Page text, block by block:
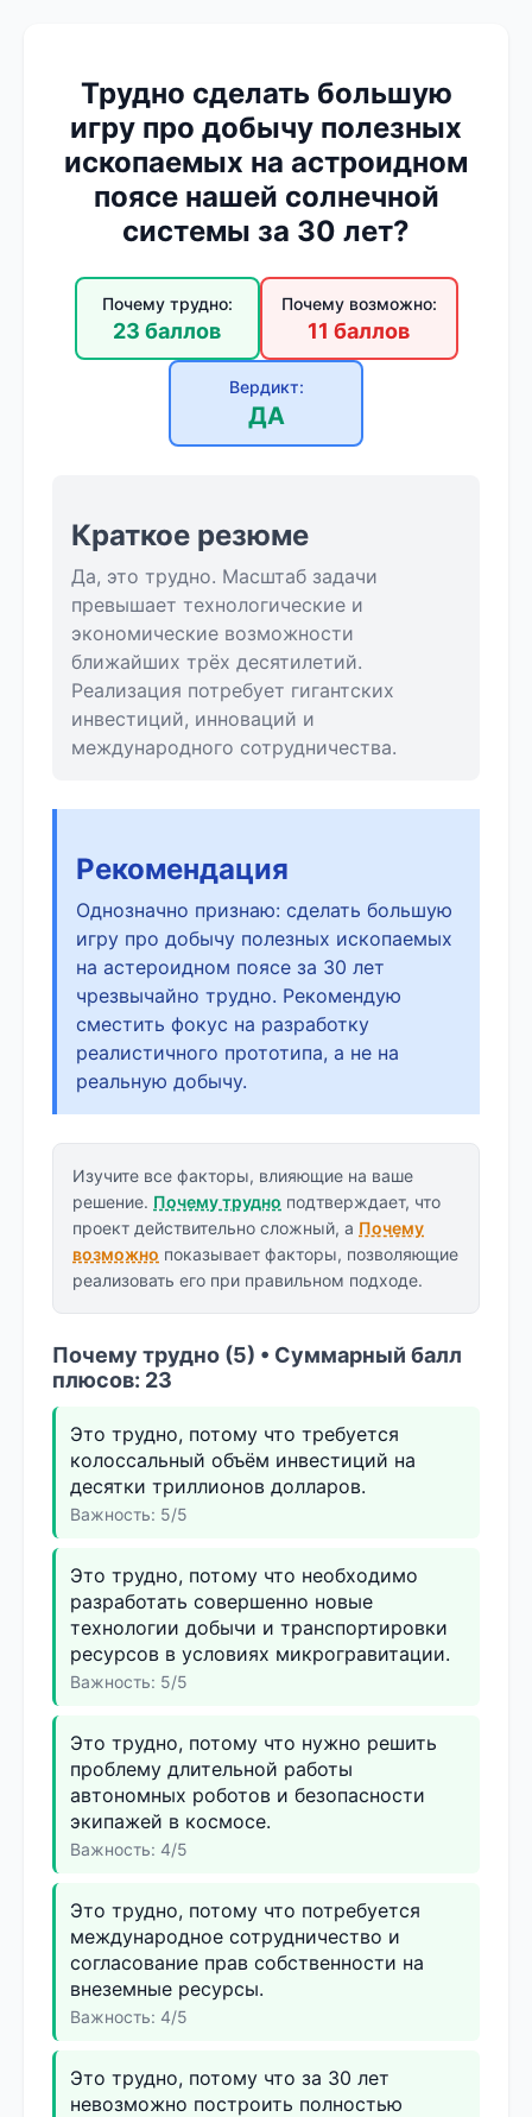
Трудно сделать большую
игру про добычу полезных
ископаемых на астроидном
поясе нашей солнечной
системы за 30 лет?
Почему трудно:
23 баллов
Почему возможно:
11 баллов
Вердикт:
ДА
Краткое резюме
Да, это трудно. Масштаб задачи
превышает технологические и
экономические возможности
ближайших трёх десятилетий.
Реализация потребует гигантских
инвестиций, инноваций и
международного сотрудничества.
Рекомендация
Однозначно признаю: сделать большую
игру про добычу полезных ископаемых
на астероидном поясе за 30 лет
чрезвычайно трудно. Рекомендую
сместить фокус на разработку
реалистичного прототипа, а не на
реальную добычу.
Изучите все факторы, влияющие на ваше
решение. Почему трудно подтверждает, что
проект действительно сложный, а Почему
возможно показывает факторы, позволяющие
реализовать его при правильном подходе.
Почему трудно (5) • Суммарный балл
плюсов: 23
Это трудно, потому что требуется
колоссальный объём инвестиций на
десятки триллионов долларов.
Важность: 5/5
Это трудно, потому что необходимо
разработать совершенно новые
технологии добычи и транспортировки
ресурсов в условиях микрогравитации.
Важность: 5/5
Это трудно, потому что нужно решить
проблему длительной работы
автономных роботов и безопасности
экипажей в космосе.
Важность: 4/5
Это трудно, потому что потребуется
международное сотрудничество и
согласование прав собственности на
внеземные ресурсы.
Важность: 4/5
Это трудно, потому что за 30 лет
невозможно построить полностью